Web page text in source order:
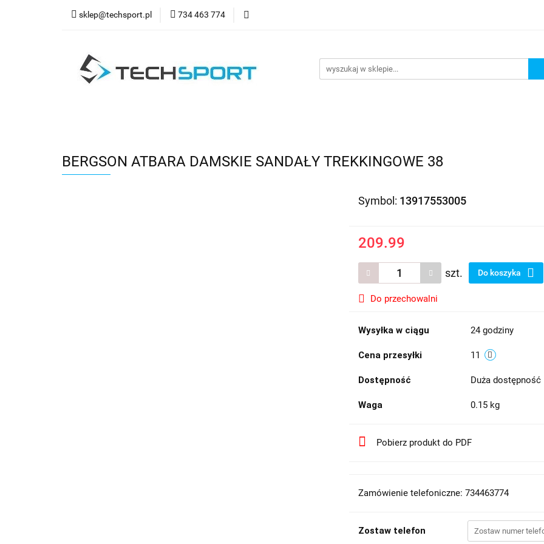
sklep@techsport.pl 734 463 774
WYPRZEDAŻ
BERGSON ATBARA DAMSKIE SANDAŁY TREKKINGOWE 38
Symbol: 13917553005
209.99
szt. Do koszyka
Do przechowalni
Wysyłka w ciągu 24 godziny
Cena przesyłki 11
Dostępność Duża dostępność
Waga 0.15 kg
Pobierz produkt do PDF
Zamówienie telefoniczne: 734463774
Zostaw telefon